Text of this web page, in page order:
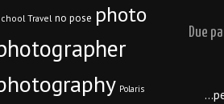
Travel no pose photo
Polaris
Due